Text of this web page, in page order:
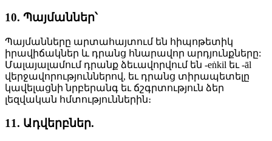
10. Պայմաններ՝
Պայմանները արտահայտում են հիպոթետիկ
իրավիճակներ և դրանց հնարավոր արդյունքները:
Մալայալամում դրանք ձեւավորվում են -eṅkil եւ -āl
վերջավորություններով, եւ դրանց տիրապետելը
կավելացնի նրբերանգ եւ ճշգրտություն ձեր
լեզվական հմտություններին։
11. Ադվերբներ.